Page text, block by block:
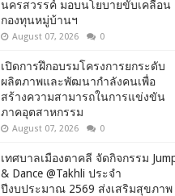
นครสวรรค์ มอบนโยบายขับเคลื่อน
กองทุนหมู่บ้านฯ
August 07, 2026 0
เปิดการฝึกอบรมโครงการยกระดับ
ผลิตภาพและพัฒนากำลังคนเพื่อ
สร้างความสามารถในการแข่งขัน
ภาคอุตสาหกรรม
August 07, 2026 0
เทศบาลเมืองตาคลี จัดกิจกรรม
& Dance @Takhli ประจำ
ปีงบประมาณ 2569 ส่งเสริมสุขภาพ